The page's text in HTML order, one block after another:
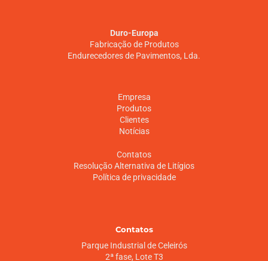
Duro-Europa
Fabricação de Produtos
Endurecedores de Pavimentos, Lda.
Empresa
Produtos
Clientes
Notícias
Contatos
Resolução Alternativa de Litígios
Política de privacidade
Contatos
Parque Industrial de Celeirós
2ª fase, Lote T3